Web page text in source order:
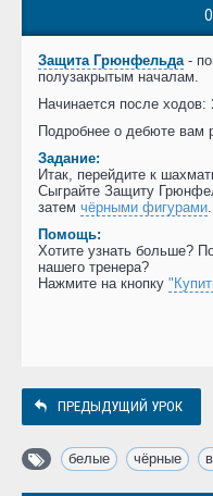
Защита Грюнфельда-
полузакрытым началам.
Начинается после ходов:
Подробнее о дебюте вам
Задание:
Итак, перейдите к
Сыграйте Защиту
затем чёрными фигурами.
Помощь:
Хотите узнать больше?
нашего тренера?
Нажмите на кнопку
ПРЕДЫДУЩИЙ УРОК
белые чёрные